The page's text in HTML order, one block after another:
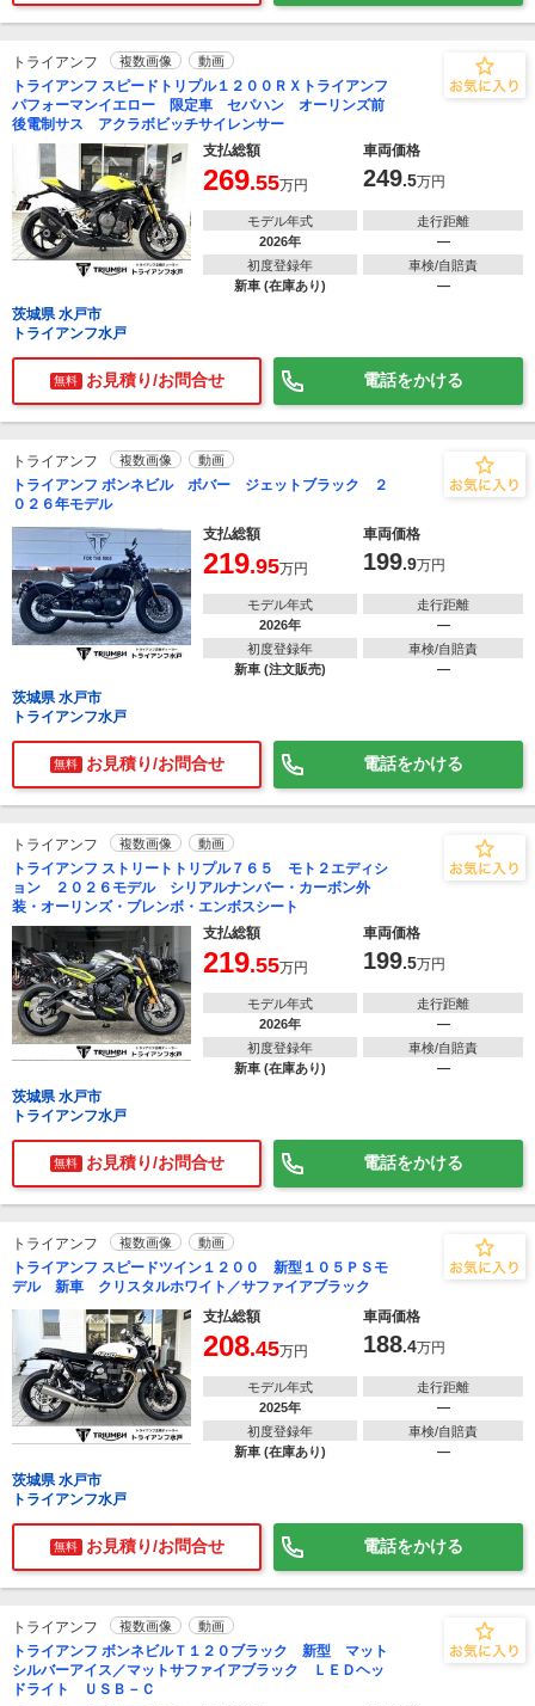
トライアンフ 複数画像 動画
トライアンフ スピードトリプル１２００ＲＸトライアンフ
パフォーマンイエロー 限定車 セパハン オーリンズ前
後電制サス アクラボビッチサイレンサー
支払総額
車両価格
269.55万円 249.5万円
モデル年式
2026年
走行距離
―
初度登録年
新車 (在庫あり)
車検/自賠責
―
茨城県 水戸市
トライアンフ水戸
無料 お見積り/お問合せ 電話をかける
トライアンフ 複数画像 動画
トライアンフ ボンネビル ボバー ジェットブラック ２
０２６年モデル
支払総額
車両価格
219.95万円 199.9万円
モデル年式
2026年
走行距離
―
初度登録年
新車 (注文販売)
車検/自賠責
―
茨城県 水戸市
トライアンフ水戸
無料 お見積り/お問合せ 電話をかける
トライアンフ 複数画像 動画
トライアンフ ストリートトリプル７６５ モト２エディシ
ョン ２０２６モデル シリアルナンバー・カーボン外
装・オーリンズ・ブレンボ・エンボスシート
支払総額
車両価格
219.55万円 199.5万円
モデル年式
2026年
走行距離
―
初度登録年
新車 (在庫あり)
車検/自賠責
―
茨城県 水戸市
トライアンフ水戸
無料 お見積り/お問合せ 電話をかける
トライアンフ 複数画像 動画
トライアンフ スピードツイン１２００ 新型１０５ＰＳモ
デル 新車 クリスタルホワイト／サファイアブラック
支払総額
車両価格
208.45万円 188.4万円
モデル年式
2025年
走行距離
―
初度登録年
新車 (在庫あり)
車検/自賠責
―
茨城県 水戸市
トライアンフ水戸
無料 お見積り/お問合せ 電話をかける
トライアンフ 複数画像 動画
トライアンフ ボンネビルＴ１２０ブラック 新型 マット
シルバーアイス／マットサファイアブラック ＬＥＤヘッ
ドライト ＵＳＢ－Ｃ